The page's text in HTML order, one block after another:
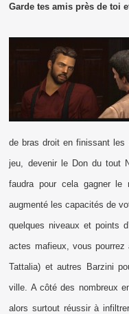
Garde tes amis près de toi
de bras droit en finissant les
jeu, devenir le Don du tout
faudra pour cela gagner le
augmenté les capacités de
quelques niveaux et points
actes mafieux, vous pourrez
Tattalia) et autres Barzini
ville. A côté des nombreux
alors surtout réussir à